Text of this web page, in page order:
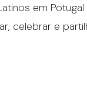
em Potugal
celebrar e